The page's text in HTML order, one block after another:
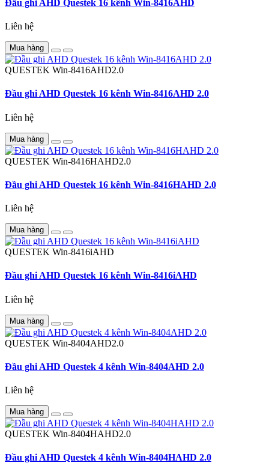
Đầu ghi AHD Questek 16 kênh Win-8416AHD
Liên hệ
Mua hàng
QUESTEK Win-8416AHD2.0
Đầu ghi AHD Questek 16 kênh Win-8416AHD 2.0
Liên hệ
Mua hàng
QUESTEK Win-8416HAHD2.0
Đầu ghi AHD Questek 16 kênh Win-8416HAHD 2.0
Liên hệ
Mua hàng
QUESTEK Win-8416iAHD
Đầu ghi AHD Questek 16 kênh Win-8416iAHD
Liên hệ
Mua hàng
QUESTEK Win-8404AHD2.0
Đầu ghi AHD Questek 4 kênh Win-8404AHD 2.0
Liên hệ
Mua hàng
QUESTEK Win-8404HAHD2.0
Đầu ghi AHD Questek 4 kênh Win-8404HAHD 2.0